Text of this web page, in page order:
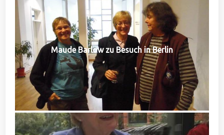
Maude Barlow zu Besuch in Berlin